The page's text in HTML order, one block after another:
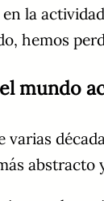
la
hemos
mundo